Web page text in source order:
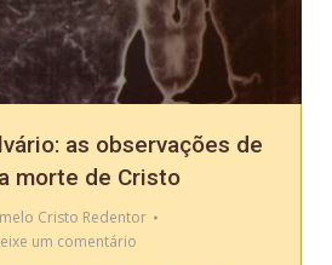
as observações de
morte de Cristo
Cristo Redentor
um comentário